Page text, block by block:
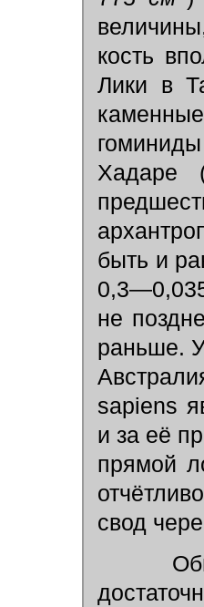
кость
Лики в
Хадаре
быть и
не
раньше.
sapiens
и за её
прямой
свод